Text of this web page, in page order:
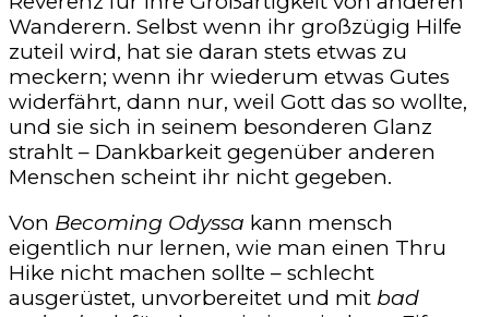
Wanderern. Selbst wenn ihr großzügig Hilfe
zuteil wird, hat sie daran stets etwas zu
meckern; wenn ihr wiederum etwas Gutes
widerfährt, dann nur, weil Gott das so wollte,
und sie sich in seinem besonderen Glanz
strahlt – Dankbarkeit gegenüber anderen
Menschen scheint ihr nicht gegeben.
Von Becoming Odyssa kann mensch
eigentlich nur lernen, wie man einen Thru
Hike nicht machen sollte – schlecht
ausgerüstet, unvorbereitet und mit bad